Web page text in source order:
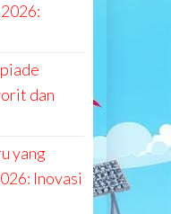
dan
yang
Inovasi